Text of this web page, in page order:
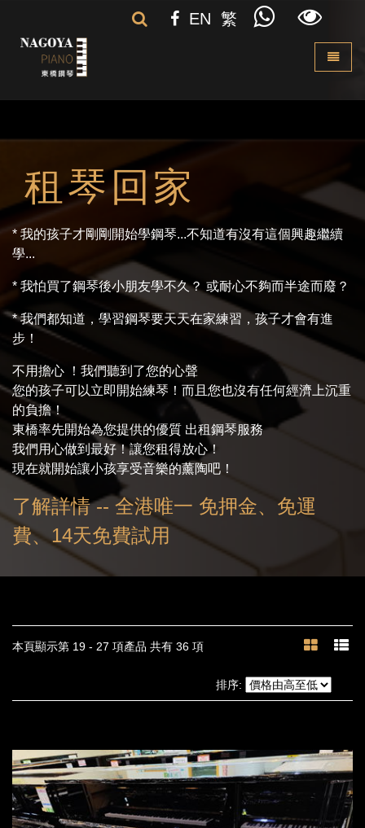
Toggle
EN 繁
租琴回家
* 我的孩子才剛剛開始學鋼琴...不知道有沒有這個興趣繼續
學...
* 我怕買了鋼琴後小朋友學不久？ 或耐心不夠而半途而廢？
* 我們都知道，學習鋼琴要天天在家練習，孩子才會有進
步！
不用擔心 ！我們聽到了您的心聲
您的孩子可以立即開始練琴！而且您也沒有任何經濟上沉重
的負擔！
東橋率先開始為您提供的優質 出租鋼琴服務
我們用心做到最好！讓您租得放心！
現在就開始讓小孩享受音樂的薰陶吧！
了解詳情 -- 全港唯一 免押金、免運
費、14天免費試用
本頁顯示第 19 - 27 項產品 共有 36 項
排序: